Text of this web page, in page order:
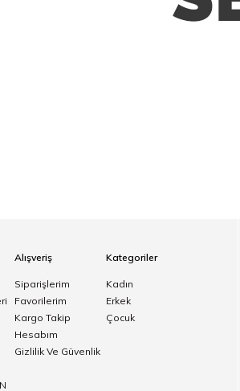
Alışveriş
Siparişlerim
Favorilerim
Kargo Takip
Hesabım
Gizlilik Ve Güvenlik
Kategoriler
Kadın
Erkek
Çocuk